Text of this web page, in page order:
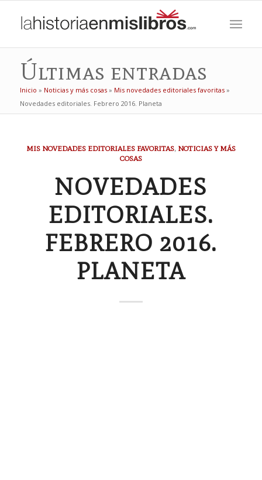
Últimas entradas
Inicio » Noticias y más cosas» Mis novedades editoriales favoritas»
Novedades editoriales. Febrero 2016. Planeta
MIS NOVEDADES EDITORIALES FAVORITAS, NOTICIAS Y MÁS
COSAS
NOVEDADES
EDITORIALES.
FEBRERO 2016.
PLANETA